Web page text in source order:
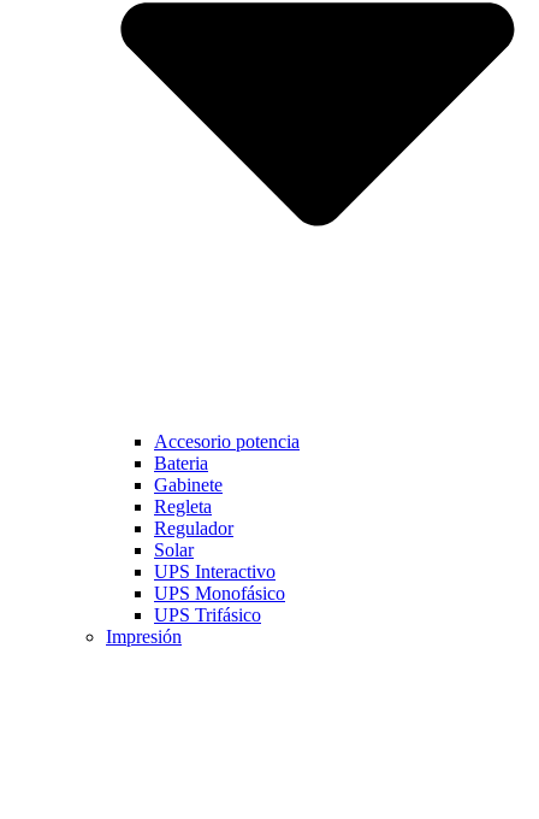
Accesorio potencia
Bateria
Gabinete
Regleta
Regulador
Solar
UPS Interactivo
UPS Monofásico
UPS Trifásico
Impresión